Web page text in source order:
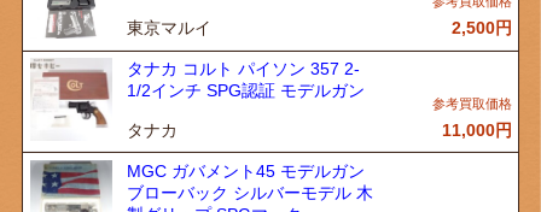
東京マルイ 2,500円
タナカ コルト パイソン 357 2-
1/2インチ SPG認証 モデルガン
タナカ 11,000円
MGC ガバメント45 モデルガン
ブローバック シルバーモデル 木